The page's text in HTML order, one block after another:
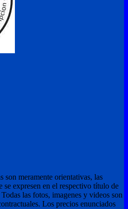
son meramente orientativas, las
se expresen en el respectivo título de
las fotos, imagenes y videos son
Los precios enunciados